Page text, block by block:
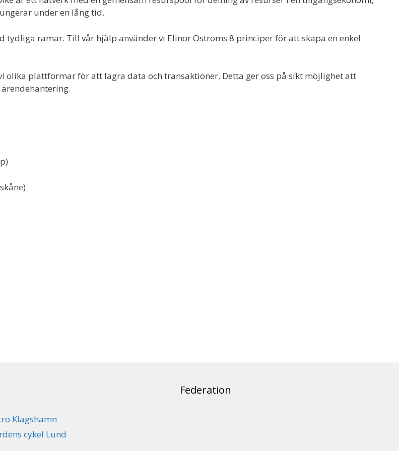
under en lång tid.
ramar. Till vår hjälp använder vi Elinor Ostroms 8 principer för att skapa en enkel
olika plattformar för att lagra data och transaktioner. Detta ger oss på sikt möjlighet att
Klagshamn
cykel Lund
Federation